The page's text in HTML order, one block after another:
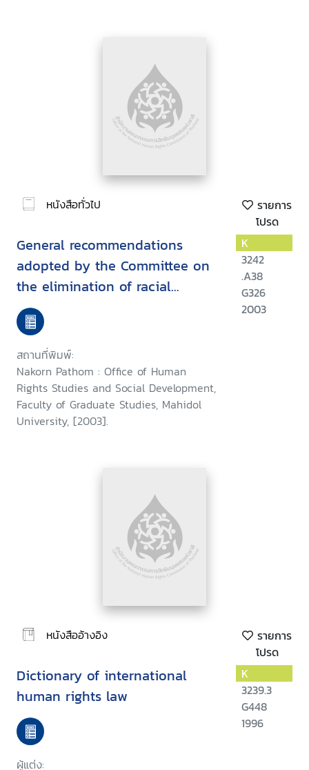
หนังสือทั่วไป
รายการ
โปรด
General recommendations
adopted by the Committee on
the elimination of racial
discrimination
สถานที่พิมพ์:
Nakorn Pathom : Office of Human
Rights Studies and Social Development,
Faculty of Graduate Studies, Mahidol
University, [2003].
K
3242
.A38
G326
2003
หนังสืออ้างอิง
รายการ
โปรด
Dictionary of international
human rights law
ผู้แต่ง:
K
3239.3
G448
1996